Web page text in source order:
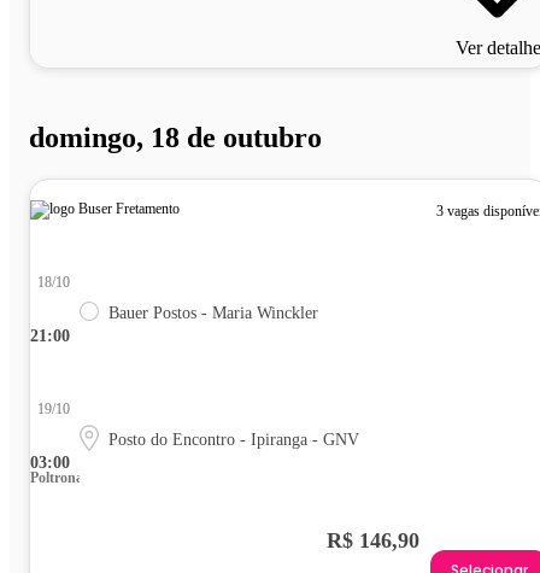
Ver
domingo, 18 de outubro
3 vagas
21:00
18/10
Bauer Postos - Maria Winckler
03:00
19/10
Posto do Encontro - Ipiranga - GNV
Poltrona
R$ 146,90